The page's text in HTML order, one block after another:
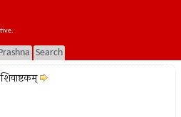
Search
शिवाष्टकम्